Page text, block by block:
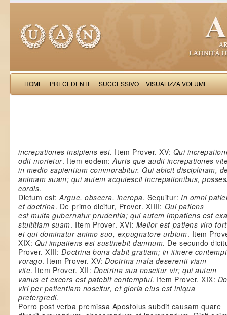
HOME PRECEDENTE SUCCESSIVO VISUALIZZA VOLUME
increpationes insipiens est. Item Prover. XV: Qui
odit morietur. Item eodem:Auris que audit increpationes
in medio sapientium commorabitur. Qui abicit disciplinam,
animam suam; qui autem acquiescit increpationibus,
cordis.
Dictum est:Argue, obsecra, increpa. Sequitur:In omni
et doctrina. De primo dicitur, Prover. XIIII: Qui patiens
est multa gubernatur prudentia; qui autem impatiens est
stultitiam suam. Item Prover. XVI: Melior est patiens viro
et qui dominatur animo suo, expugnatore urbium. Item
XIX: Qui impatiens est sustinebit damnum. De secundo
Prover. XIII:Doctrina bona dabit gratiam; in itinere
vorago. Item Prover. XV:Doctrina mala deserenti viam
vite. Item Prover. XII: Doctrina sua noscitur vir; qui autem
vanus et excors est patebit contemptui. Item Prover. XIX:
viri per patientiam noscitur, et gloria eius est iniqua
pretergredi.
Porro post verba premissa Apostolus subdit causam quare